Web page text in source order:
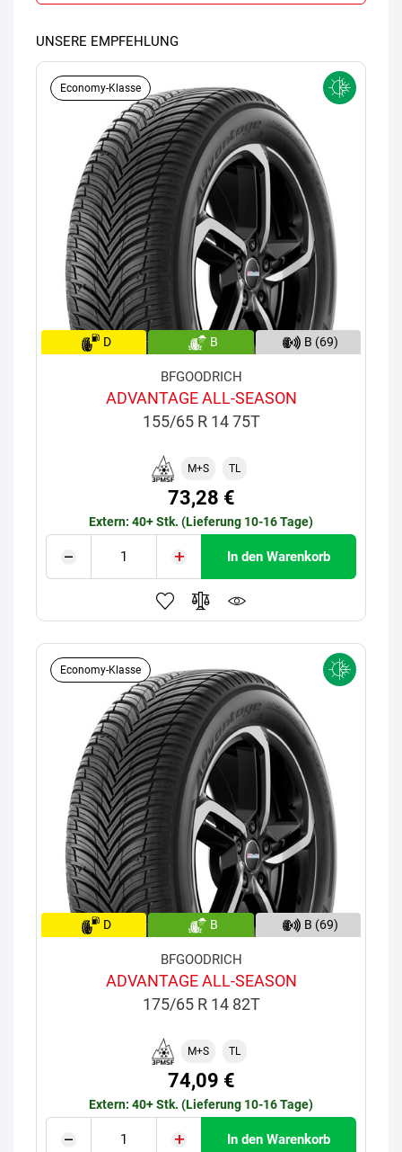
UNSERE EMPFEHLUNG
Economy-Klasse
D B B (69)
BFGOODRICH
ADVANTAGE ALL-SEASON
155/65 R 14 75T
M+S TL
73,28 €
Extern: 40+ Stk. (Lieferung 10-16 Tage)
In den Warenkorb
Economy-Klasse
D B B (69)
BFGOODRICH
ADVANTAGE ALL-SEASON
175/65 R 14 82T
M+S TL
74,09 €
Extern: 40+ Stk. (Lieferung 10-16 Tage)
In den Warenkorb